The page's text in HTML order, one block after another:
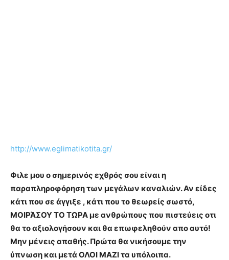
http://www.eglimatikotita.gr/
Φιλε μου ο σημερινός εχθρός σου είναι η
παραπληροφόρηση των μεγάλων καναλιών. Αν είδες
κάτι που σε άγγιξε , κάτι που το θεωρείς σωστό,
ΜΟΙΡΆΣΟΥ ΤΟ ΤΩΡΑ με ανθρώπους που πιστεύεις οτι
θα το αξιολογήσουν και θα επωφεληθούν απο αυτό!
Μην μένεις απαθής. Πρώτα θα νικήσουμε την
ύπνωση και μετά ΟΛΟΙ ΜΑΖΙ τα υπόλοιπα.